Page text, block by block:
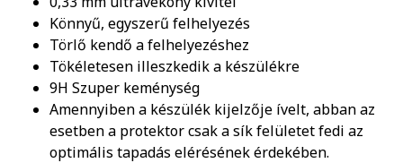
Könnyű, egyszerű felhelyezés
Törlő kendő a felhelyezéshez
Tökéletesen illeszkedik a készülékre
9H Szuper keménység
Amennyiben a készülék kijelzője ívelt, abban az
esetben a protektor csak a sík felületet fedi az
optimális tapadás elérésének érdekében.